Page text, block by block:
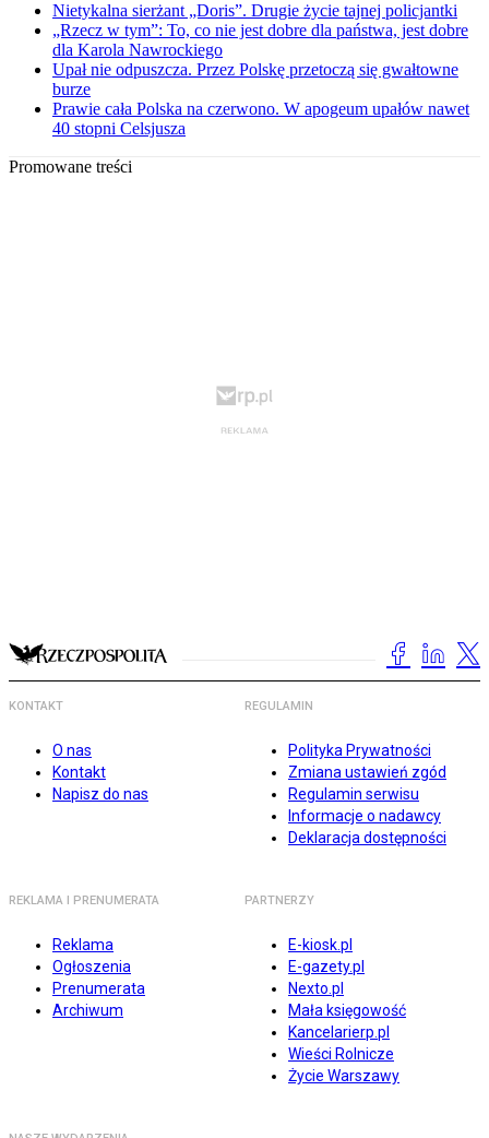
Nietykalna sierżant „Doris”. Drugie życie tajnej policjantki
„Rzecz w tym”: To, co nie jest dobre dla państwa, jest dobre
dla Karola Nawrockiego
Upał nie odpuszcza. Przez Polskę przetoczą się gwałtowne
burze
Prawie cała Polska na czerwono. W apogeum upałów nawet
40 stopni Celsjusza
Promowane treści
KONTAKT
O nas
Kontakt
Napisz do nas
REGULAMIN
Polityka Prywatności
Zmiana ustawień zgód
Regulamin serwisu
Informacje o nadawcy
Deklaracja dostępności
REKLAMA I PRENUMERATA
Reklama
Ogłoszenia
Prenumerata
Archiwum
PARTNERZY
E-kiosk.pl
E-gazety.pl
Nexto.pl
Mała księgowość
Kancelarierp.pl
Wieści Rolnicze
Życie Warszawy